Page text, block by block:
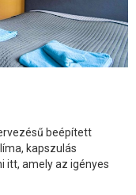
beépített
kapszulás
itt, amely az igényes